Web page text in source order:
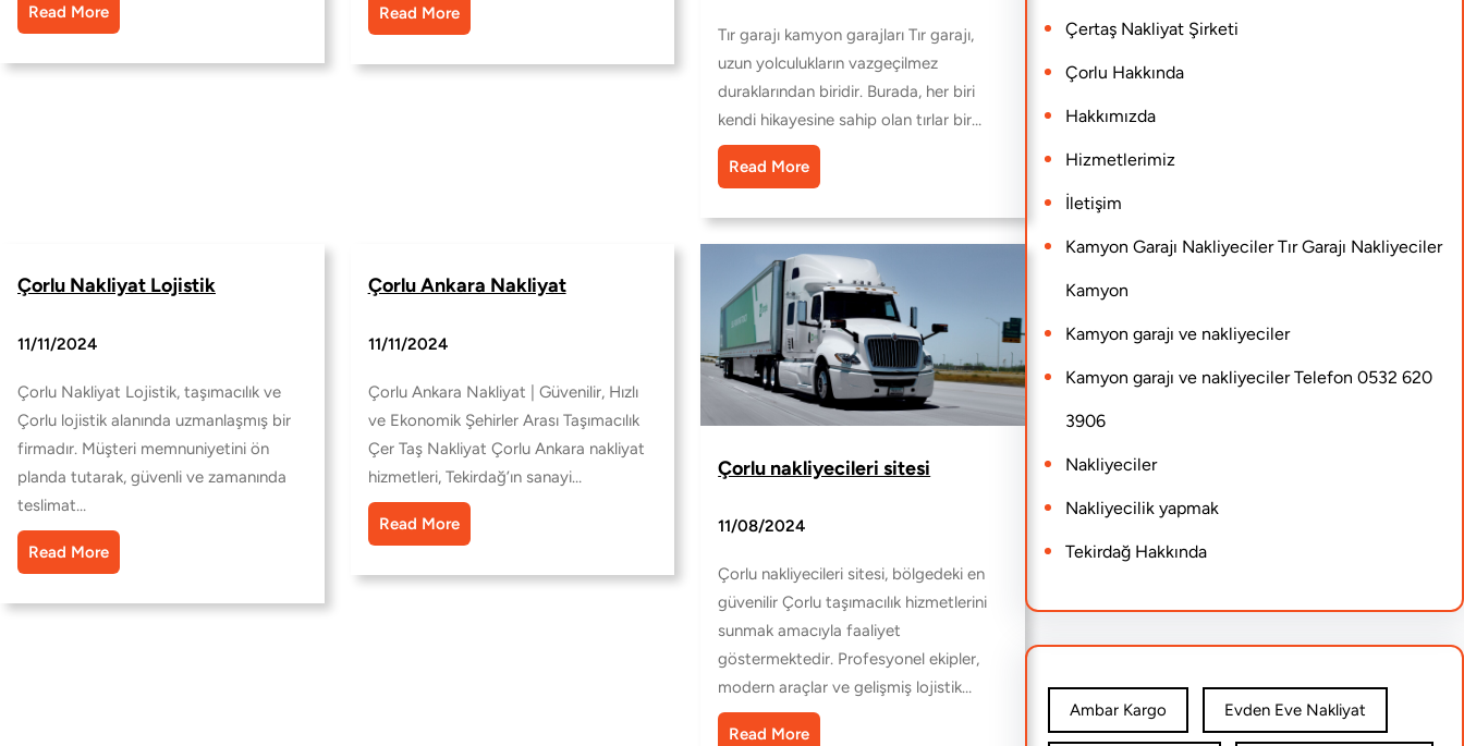
Read More Read More
Tır garajı kamyon garajları Tır garajı,
uzun yolculukların vazgeçilmez
duraklarından biridir. Burada, her biri
kendi hikayesine sahip olan tırlar bir…
Read More
Çorlu Nakliyat Lojistik
11/11/2024
Çorlu Nakliyat Lojistik, taşımacılık ve
Çorlu lojistik alanında uzmanlaşmış bir
firmadır. Müşteri memnuniyetini ön
planda tutarak, güvenli ve zamanında
teslimat…
Read More
Çorlu Ankara Nakliyat
11/11/2024
Çorlu Ankara Nakliyat | Güvenilir, Hızlı
ve Ekonomik Şehirler Arası Taşımacılık
Çer Taş Nakliyat Çorlu Ankara nakliyat
hizmetleri, Tekirdağ’ın sanayi…
Read More
Çorlu nakliyecileri sitesi
11/08/2024
Çorlu nakliyecileri sitesi, bölgedeki en
güvenilir Çorlu taşımacılık hizmetlerini
sunmak amacıyla faaliyet
göstermektedir. Profesyonel ekipler,
modern araçlar ve gelişmiş lojistik…
Read More
Çertaş Nakliyat Şirketi
Çorlu Hakkında
Hakkımızda
Hizmetlerimiz
İletişim
Kamyon Garajı Nakliyeciler Tır Garajı Nakliyeciler
Kamyon
Kamyon garajı ve nakliyeciler
Kamyon garajı ve nakliyeciler Telefon 0532 620
3906
Nakliyeciler
Nakliyecilik yapmak
Tekirdağ Hakkında
Ambar Kargo Evden Eve Nakliyat